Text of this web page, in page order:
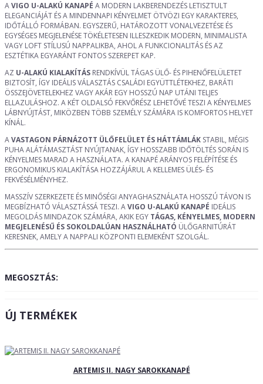
AVIGO U-ALAKÚ KANAPÉ A MODERN LAKBERENDEZÉS LETISZTULT
ELEGANCIÁJÁT ÉS A MINDENNAPI KÉNYELMET ÖTVÖZI EGY KARAKTERES,
IDŐTÁLLÓ FORMÁBAN. EGYSZERŰ, HATÁROZOTT VONALVEZETÉSE ÉS
EGYSÉGES MEGJELENÉSE TÖKÉLETESEN ILLESZKEDIK MODERN, MINIMALISTA
VAGY LOFT STÍLUSÚ NAPPALIKBA, AHOL A FUNKCIONALITÁS ÉS AZ
ESZTÉTIKA EGYARÁNT FONTOS SZEREPET KAP.
AZ U-ALAKÚ KIALAKÍTÁS RENDKÍVÜL TÁGAS ÜLŐ- ÉS PIHENŐFELÜLETET
BIZTOSÍT, ÍGY IDEÁLIS VÁLASZTÁS CSALÁDI EGYÜTTLÉTEKHEZ, BARÁTI
ÖSSZEJÖVETELEKHEZ VAGY AKÁR EGY HOSSZÚ NAP UTÁNI TELJES
ELLAZULÁSHOZ. A KÉT OLDALSÓ FEKVŐRÉSZ LEHETŐVÉ TESZI A KÉNYELMES
LÁBNYÚJTÁST, MIKÖZBEN TÖBB SZEMÉLY SZÁMÁRA IS KOMFORTOS HELYET
KÍNÁL.
AVASTAGON PÁRNÁZOTT ÜLŐFELÜLET ÉS HÁTTÁMLÁK STABIL, MÉGIS
PUHA ALÁTÁMASZTÁST NYÚJTANAK, ÍGY HOSSZABB IDŐTÖLTÉS SORÁN IS
KÉNYELMES MARAD A HASZNÁLATA. A KANAPÉ ARÁNYOS FELÉPÍTÉSE ÉS
ERGONOMIKUS KIALAKÍTÁSA HOZZÁJÁRUL A KELLEMES ÜLÉS- ÉS
FEKVÉSÉLMÉNYHEZ.
MASSZÍV SZERKEZETE ÉS MINŐSÉGI ANYAGHASZNÁLATA HOSSZÚ TÁVON IS
MEGBÍZHATÓ VÁLASZTÁSSÁ TESZI. AVIGO U-ALAKÚ KANAPÉ IDEÁLIS
MEGOLDÁS MINDAZOK SZÁMÁRA, AKIK EGY TÁGAS, KÉNYELMES, MODERN
MEGJELENÉSŰ ÉS SOKOLDALÚAN HASZNÁLHATÓ ÜLŐGARNITÚRÁT
KERESNEK, AMELY A NAPPALI KÖZPONTI ELEMEKÉNT SZOLGÁL.
MEGOSZTÁS:
ÚJ TERMÉKEK
ARTEMIS II. NAGY SAROKKANAPÉ